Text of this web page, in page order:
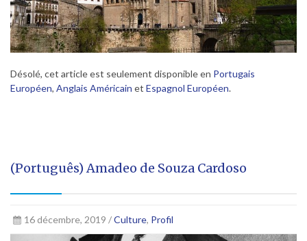
Désolé, cet article est seulement disponible en Portugais
Européen, Anglais Américain et Espagnol Européen.
(Português) Amadeo de Souza Cardoso
16 décembre, 2019 /Culture, Profil